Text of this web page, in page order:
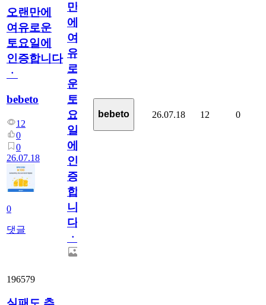
오랜만에
여유로운
토요일에
인증합니다
ㆍ
bebeto
12
0
0
26.07.18
0
댓글
만
에
여
유
로
운
토
요
일
에
인
증
합
니
다
ㆍ
bebeto 26.07.18 12 0
196579